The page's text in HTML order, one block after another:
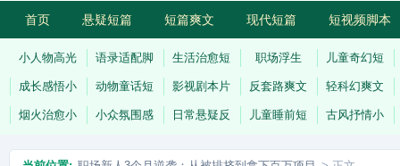
首页 悬疑短篇 短篇爽文 现代短篇 短视频脚本
古风小诗 科幻短篇 现代小诗 连载
小人物高光 语录适配脚 生活治愈短 职场浮生 儿童奇幻短
成长感悟小 动物童话短 影视剧本片 反套路爽文 轻科幻爽文
烟火治愈小 小众氛围感 日常悬疑反 儿童睡前短 古风抒情小